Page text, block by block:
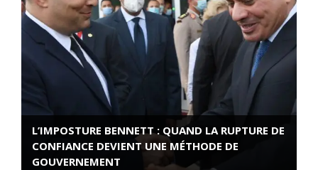
L’IMPOSTURE BENNETT : QUAND LA RUPTURE DE
CONFIANCE DEVIENT UNE MÉTHODE DE
GOUVERNEMENT